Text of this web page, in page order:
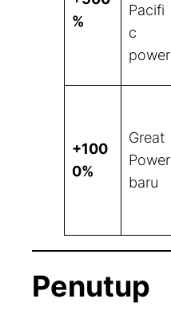
%
Pacifi
c
power
+100
0%
Great
Power
baru
Penutup